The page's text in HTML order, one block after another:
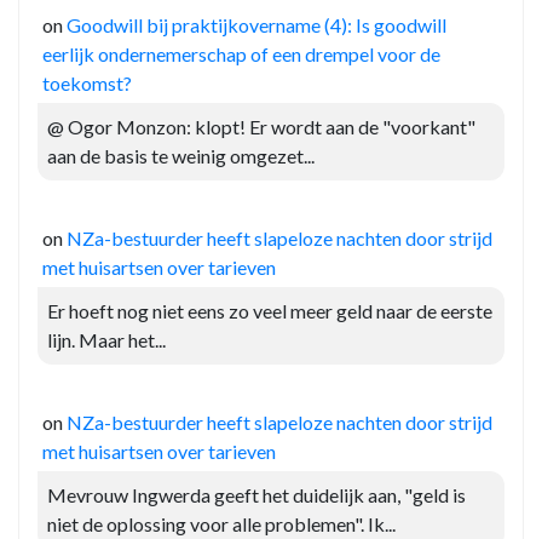
onGoodwill bij praktijkovername (4): Is goodwill
eerlijk ondernemerschap of een drempel voor de
toekomst?
@ Ogor Monzon: klopt! Er wordt aan de "voorkant"
aan de basis te weinig omgezet...
on NZa-bestuurder heeft slapeloze nachten door strijd
met huisartsen over tarieven
Er hoeft nog niet eens zo veel meer geld naar de eerste
lijn. Maar het...
on NZa-bestuurder heeft slapeloze nachten door strijd
met huisartsen over tarieven
Mevrouw Ingwerda geeft het duidelijk aan, "geld is
niet de oplossing voor alle problemen". Ik...